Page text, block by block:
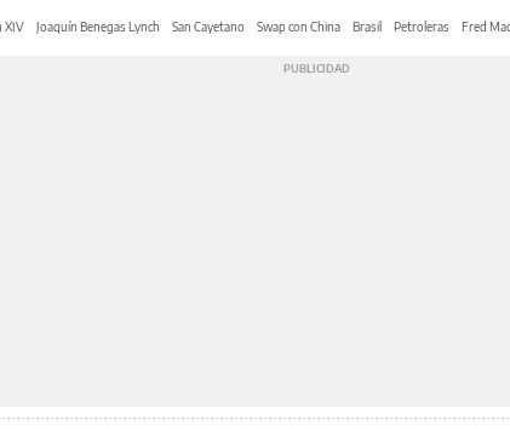
XIV Joaquín Benegas Lynch San Cayetano Swap con China Brasil Petroleras Fred